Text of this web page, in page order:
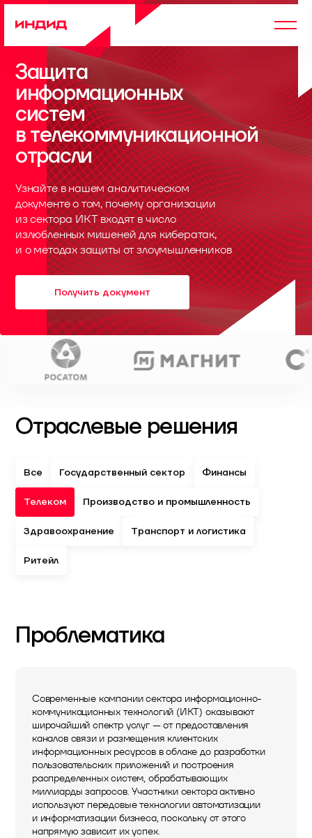
Защита
информационных
систем
в телекоммуникационной
отрасли
Узнайте в нашем аналитическом
документе о том, почему организации
из сектора ИКТ входят в число
излюбленных мишеней для кибератак,
и о методах защиты от злоумышленников
Получить документ
Отраслевые решения
Все Государственный сектор Финансы
Телеком Производство и промышленность
Здравоохранение Транспорт и логистика
Ритейл
Проблематика
Современные компании сектора информационно-
коммуникационных технологий (ИКТ) оказывают
широчайший спектр услуг — от предоставления
каналов связи и размещения клиентских
информационных ресурсов в облаке до разработки
пользовательских приложений и построения
распределенных систем, обрабатывающих
миллиарды запросов. Участники сектора активно
используют передовые технологии автоматизации
и информатизации бизнеса, поскольку от этого
напрямую зависит их успех.